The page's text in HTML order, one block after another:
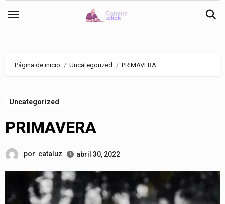
Página de inicio Uncategorized PRIMAVERA
Uncategorized
PRIMAVERA
por cataluz abril 30, 2022